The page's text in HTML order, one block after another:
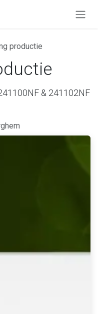
productie
& 241102NF